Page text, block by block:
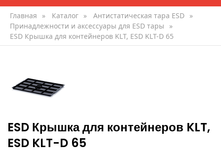
Главная » Каталог » Антистатическая тара ESD »
Принадлежности и аксессуары для ESD тары
»
ESD Крышка для контейнеров KLT, ESD KLT-D 65
ESD Крышка для контейнеров KLT,
ESD KLT-D 65